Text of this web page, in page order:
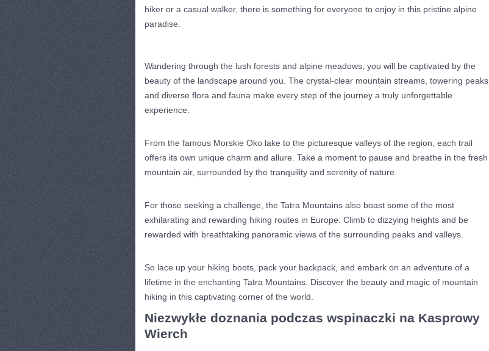
hiker or a casual walker, there is something ‌for everyone to ‌enjoy in this pristine alpine
paradise.
Wandering through the lush forests and​ alpine ⁢meadows, you will be captivated by the
beauty of the landscape around you. The crystal-clear mountain streams, ⁣towering peaks,
and diverse⁢ flora and fauna make every step of the journey⁢ a truly unforgettable
experience.
From the famous⁢ Morskie ‌Oko lake to the picturesque valleys⁤ of the ⁤region, each trail
offers its own unique⁣ charm and allure. Take a moment to‍ pause and breathe in the fresh
mountain air, surrounded by the tranquility and serenity of nature.
For those seeking a challenge, the Tatra Mountains also boast ​some of⁣ the most
‌exhilarating⁣ and rewarding hiking routes in Europe. Climb to dizzying heights and ⁣be
⁣rewarded with⁣ breathtaking panoramic views of the‌ surrounding peaks and valleys.
So​ lace up your hiking boots, pack ‍your backpack, and embark‌ on an adventure of ⁢a
lifetime in the enchanting Tatra Mountains. Discover the beauty⁣ and magic of mountain
hiking in this captivating corner⁢ of⁤ the world.
Niezwykłe doznania podczas wspinaczki na Kasprowy
Wierch